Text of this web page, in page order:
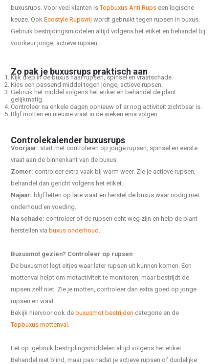
buxusrups. Voor veel klanten isTopbuxus Anti Rups een logische
keuze. OokEcostyle Rupsvrij wordt gebruikt tegen rupsen in buxus.
Gebruik bestrijdingsmiddelen altijd volgens het etiket en behandel bij
voorkeur jonge, actieve rupsen.
Zo pak je buxusrups praktisch aan
Kijk diep in de buxus naar rupsen, spinsel en vraatschade.
Kies een passend middel tegen jonge, actieve rupsen.
Gebruik het middel volgens het etiket en behandel de plant
gelijkmatig.
Controleer na enkele dagen opnieuw of er nog activiteit zichtbaar is.
Blijf motten en nieuwe vraat in de weken erna volgen.
Controlekalender buxusrups
Voorjaar: start met controleren op jonge rupsen, spinsel en eerste
vraat aan de binnenkant van de buxus.
Zomer: controleer extra vaak bij warm weer. Zie je actieve rupsen,
behandel dan gericht volgens het etiket.
Najaar: blijf letten op late vraat en herstel de buxus waar nodig met
onderhoud en voeding.
Na schade: controleer of de rupsen echt weg zijn en help de plant
herstellen via buxus onderhoud .
Buxusmot gezien? Controleer op rupsen
De buxusmot legt eitjes waar later rupsen uit kunnen komen. Een
mottenval helpt om motactiviteit te monitoren, maar bestrijdt de
rupsen zelf niet. Zie je motten, controleer dan extra goed op jonge
rupsen en vraat.
Bekijk hiervoor ook de buxusmot bestrijden categorie en de
Topbuxus mottenval .
Let op: gebruik bestrijdingsmiddelen altijd volgens het etiket.
Behandel niet blind, maar pas nadat je actieve rupsen of duidelijke